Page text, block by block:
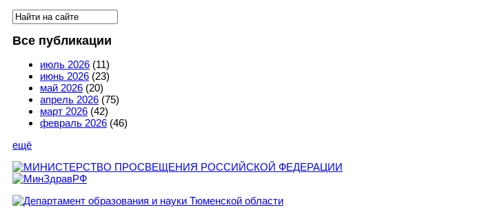
Форма поиска
Поиск
Все публикации
июль 2026 (11)
июнь 2026 (23)
май 2026 (20)
апрель 2026 (75)
март 2026 (42)
февраль 2026 (46)
ещё